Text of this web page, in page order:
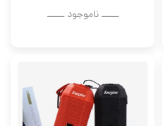
ــــــ ناموجود ــــــ